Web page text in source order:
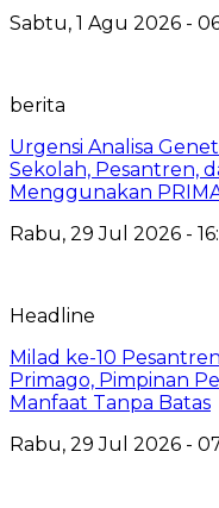
Sabtu, 1 Agu 2026 -
berita
Urgensi Analisa
Sekolah, Pesantren,
Menggunakan
Rabu, 29 Jul 2026 -
Headline
Milad ke-10
Primago, Pimpinan
Manfaat Tanpa Batas
Rabu, 29 Jul 2026 -